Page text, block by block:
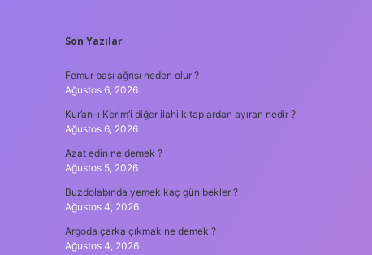
SIDEBAR
Son Yazılar
Femur başı ağrısı neden olur ?
Ağustos 6, 2026
Kur’an-ı Kerim’i diğer ilahi kitaplardan ayıran nedir ?
Ağustos 6, 2026
Azat edin ne demek ?
Ağustos 5, 2026
Buzdolabında yemek kaç gün bekler ?
Ağustos 4, 2026
Argoda çarka çıkmak ne demek ?
Ağustos 4, 2026